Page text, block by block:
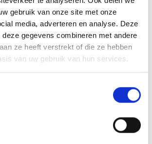
gebruik van onze site met onze
media, adverteren en analyse. Deze
deze gegevens combineren met andere
ze heeft verstrekt of die ze hebben
van uw gebruik van hun services.
goedkeuring binnen 1-2 werkdagen
PRODUCTEN
Toevoegen
aan
verlanglijst